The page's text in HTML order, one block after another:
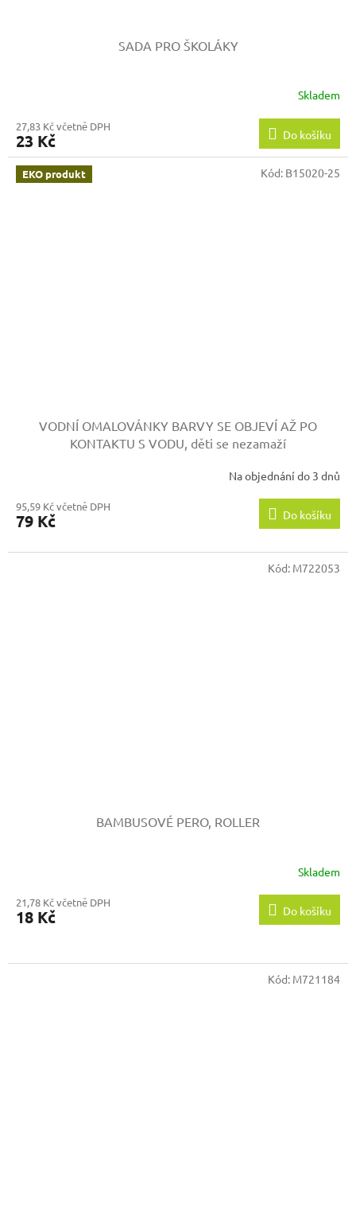
SADA PRO ŠKOLÁKY
Skladem
27,83 Kč včetně DPH
23 Kč Do košíku
EKO produkt
VODNÍ OMALOVÁNKY BARVY SE OBJEVÍ AŽ PO
KONTAKTU S VODU, děti se nezamaží
Na objednání do 3 dnů
95,59 Kč včetně DPH
79 Kč Do košíku
Kód: B15020-25
BAMBUSOVÉ PERO, ROLLER
Skladem
21,78 Kč včetně DPH
18 Kč Do košíku
Kód: M722053
Kód: M721184